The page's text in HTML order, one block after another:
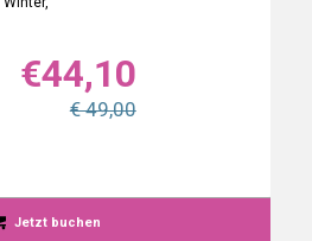
€44,10
€ 49,00
Jetzt buchen